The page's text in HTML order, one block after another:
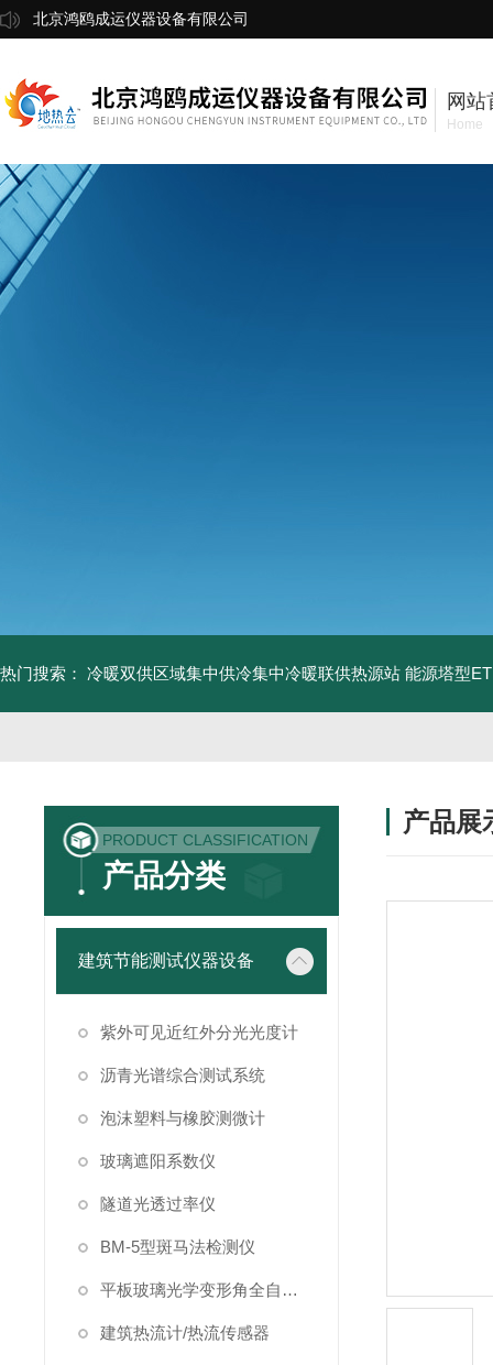
北京鸿鸥成运仪器设备有限公司
网站
Home
热门搜索： 冷暖双供区域集中供冷集中冷暖联供热源站 能源塔型
PRODUCT CLASSIFICATION
产品分类
建筑节能测试仪器设备
紫外可见近红外分光光度计
沥青光谱综合测试系统
泡沫塑料与橡胶测微计
玻璃遮阳系数仪
隧道光透过率仪
BM-5型斑马法检测仪
平板玻璃光学变形角全自动测试仪
建筑热流计/热流传感器
产品展